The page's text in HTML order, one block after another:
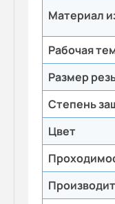
Материал
Рабочая
Размер
Степень
Цвет